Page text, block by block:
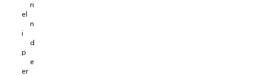
el
i
p
er
ri
n
d
e